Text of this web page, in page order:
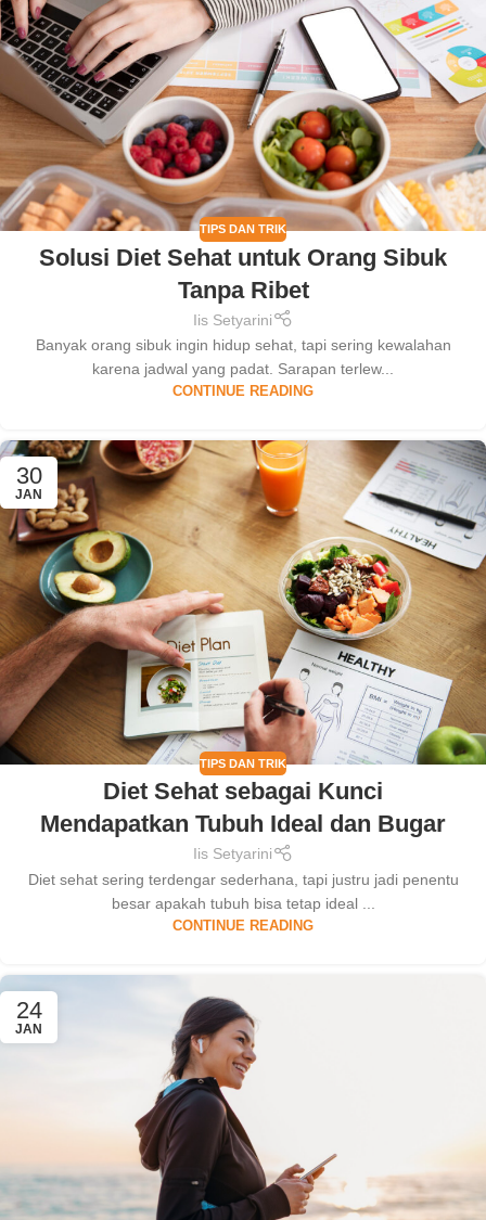
TIPS DAN TRIK
Solusi Diet Sehat untuk Orang Sibuk
Tanpa Ribet
Iis Setyarini
Banyak orang sibuk ingin hidup sehat, tapi sering kewalahan
karena jadwal yang padat. Sarapan terlew...
CONTINUE READING
30
JAN
TIPS DAN TRIK
Diet Sehat sebagai Kunci
Mendapatkan Tubuh Ideal dan Bugar
Iis Setyarini
Diet sehat sering terdengar sederhana, tapi justru jadi penentu
besar apakah tubuh bisa tetap ideal ...
CONTINUE READING
24
JAN